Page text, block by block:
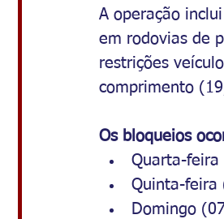
A operação
em rodovias de
restrições
comprimento
Os bloqueios
Quarta-
Quinta-feira
Domingo